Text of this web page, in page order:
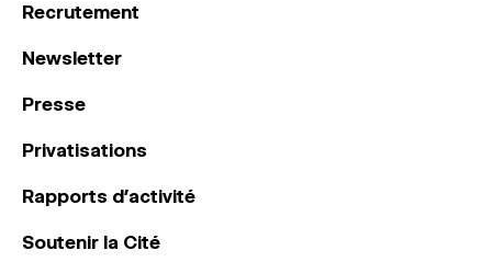
Recrutement
Newsletter
Presse
Privatisations
Rapports d’activité
Soutenir la Cité